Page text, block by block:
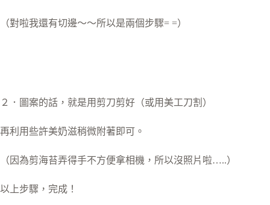
（對啦我還有切邊～～所以是兩個步驟= =）
２．圖案的話，就是用剪刀剪好（或用美工刀割）
再利用些許美奶滋稍微附著即可。
（因為剪海苔弄得手不方便拿相機，所以沒照片啦…..）
以上步驟，完成！